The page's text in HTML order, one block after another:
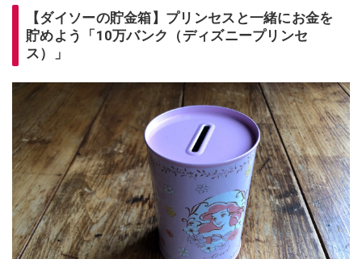
【ダイソーの貯金箱】プリンセスと一緒にお金を
貯めよう「10万バンク（ディズニープリンセ
ス）」